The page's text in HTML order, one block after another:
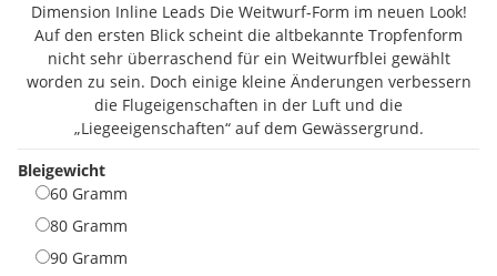
Dimension Inline Leads Die Weitwurf-Form im neuen Look!
Auf den ersten Blick scheint die altbekannte Tropfenform
nicht sehr überraschend für ein Weitwurfblei gewählt
worden zu sein. Doch einige kleine Änderungen verbessern
die Flugeigenschaften in der Luft und die
„Liegeeigenschaften“ auf dem Gewässergrund.
Bleigewicht
60 Gramm
80 Gramm
90 Gramm